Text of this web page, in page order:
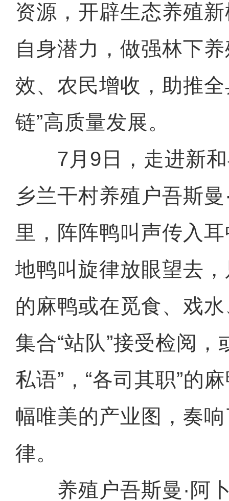
资源，开辟生态养殖
自身潜力，做强林下
效、农民增收，助推
链”高质量发展。
7月9日，走进新和
乡兰干村养殖户吾斯
里，阵阵鸭叫声传入
地鸭叫旋律放眼望去
的麻鸭或在觅食、戏
集合“站队”接受检阅，
私语”，“各司其职”的
幅唯美的产业图，奏
律。
养殖户吾斯曼·阿卜